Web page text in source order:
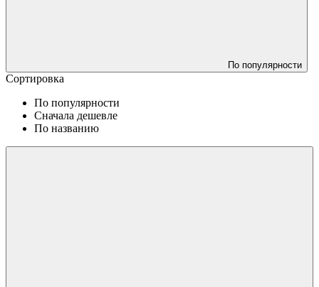
По популярности
Сортировка
По популярности
Сначала дешевле
По названию